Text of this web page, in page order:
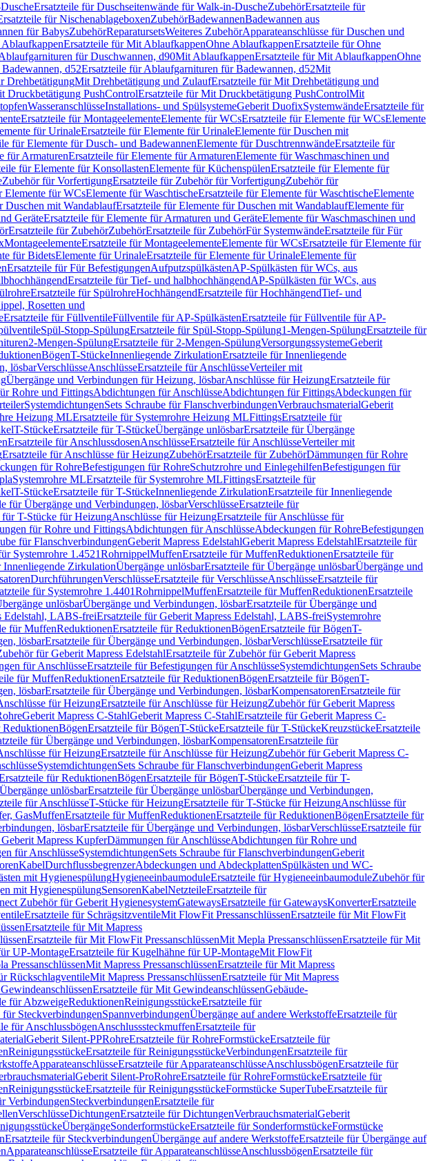
Ersatzteile für Duschseitenwände für Walk-in-DuscheZubehörErsatzteile für
für NischenablageboxenZubehörBadewannenBadewannen aus
für BabysZubehörReparatursetsWeiteres ZubehörApparateanschlüsse für Duschen und
Ersatzteile für Mit AblaufkappenOhne AblaufkappenErsatzteile für Ohne
für Duschwannen, d90Mit AblaufkappenErsatzteile für Mit AblaufkappenOhne
d52Ersatzteile für Ablaufgarnituren für Badewannen, d52Mit
DrehbetätigungMit Drehbetätigung und ZulaufErsatzteile für Mit Drehbetätigung und
Druckbetätigung PushControlErsatzteile für Mit Druckbetätigung PushControlMit
WasseranschlüsseInstallations- und SpülsystemeGeberit DuofixSystemwändeErsatzteile für
Ersatzteile für MontageelementeElemente für WCsErsatzteile für Elemente für WCsElemente
für UrinaleErsatzteile für Elemente für UrinaleElemente für Duschen mit
für Elemente für Dusch- und BadewannenElemente für DuschtrennwändeErsatzteile für
für ArmaturenErsatzteile für Elemente für ArmaturenElemente für Waschmaschinen und
für Elemente für KonsollastenElemente für KüchenspülenErsatzteile für Elemente für
Zubehör für VorfertigungErsatzteile für Zubehör für VorfertigungZubehör für
Elemente für WCsElemente für WaschtischeErsatzteile für Elemente für WaschtischeElemente
Duschen mit WandablaufErsatzteile für Elemente für Duschen mit WandablaufElemente für
GeräteErsatzteile für Elemente für Armaturen und GeräteElemente für Waschmaschinen und
Ersatzteile für ZubehörZubehörErsatzteile für ZubehörFür SystemwändeErsatzteile für Für
MontageelementeErsatzteile für MontageelementeElemente für WCsErsatzteile für Elemente für
für BidetsElemente für UrinaleErsatzteile für Elemente für UrinaleElemente für
Ersatzteile für Für BefestigungenAufputzspülkästenAP-Spülkästen für WCs, aus
Ersatzteile für Tief- und halbhochhängendAP-Spülkästen für WCs, aus
Ersatzteile für SpülrohreHochhängendErsatzteile für HochhängendTief- und
Rosetten und
Ersatzteile für FüllventileFüllventile für AP-SpülkästenErsatzteile für Füllventile für AP-
Spül-Stopp-SpülungErsatzteile für Spül-Stopp-Spülung1-Mengen-SpülungErsatzteile für
2-Mengen-SpülungErsatzteile für 2-Mengen-SpülungVersorgungssystemeGeberit
BögenT-StückeInnenliegende ZirkulationErsatzteile für Innenliegende
lösbarVerschlüsseAnschlüsseErsatzteile für AnschlüsseVerteiler mit
Übergänge und Verbindungen für Heizung, lösbarAnschlüsse für HeizungErsatzteile für
Rohre und FittingsAbdichtungen für AnschlüsseAbdichtungen für FittingsAbdeckungen für
SystemdichtungenSets Schraube für FlanschverbindungenVerbrauchsmaterialGeberit
Heizung MLErsatzteile für Systemrohre Heizung MLFittingsErsatzteile für
T-StückeErsatzteile für T-StückeÜbergänge unlösbarErsatzteile für Übergänge
Ersatzteile für AnschlussdosenAnschlüsseErsatzteile für AnschlüsseVerteiler mit
Ersatzteile für Anschlüsse für HeizungZubehörErsatzteile für ZubehörDämmungen für Rohre
für RohreBefestigungen für RohreSchutzrohre und EinlegehilfenBefestigungen für
Systemrohre MLErsatzteile für Systemrohre MLFittingsErsatzteile für
T-StückeErsatzteile für T-StückeInnenliegende ZirkulationErsatzteile für Innenliegende
für Übergänge und Verbindungen, lösbarVerschlüsseErsatzteile für
für T-Stücke für HeizungAnschlüsse für HeizungErsatzteile für Anschlüsse für
für Rohre und FittingsAbdichtungen für AnschlüsseAbdeckungen für RohreBefestigungen
für FlanschverbindungenGeberit Mapress EdelstahlGeberit Mapress EdelstahlErsatzteile für
Systemrohre 1.4521RohrnippelMuffenErsatzteile für MuffenReduktionenErsatzteile für
Innenliegende ZirkulationÜbergänge unlösbarErsatzteile für Übergänge unlösbarÜbergänge und
DurchführungenVerschlüsseErsatzteile für VerschlüsseAnschlüsseErsatzteile für
für Systemrohre 1.4401RohrnippelMuffenErsatzteile für MuffenReduktionenErsatzteile
unlösbarÜbergänge und Verbindungen, lösbarErsatzteile für Übergänge und
Edelstahl, LABS-freiErsatzteile für Geberit Mapress Edelstahl, LABS-freiSystemrohre
für MuffenReduktionenErsatzteile für ReduktionenBögenErsatzteile für BögenT-
lösbarErsatzteile für Übergänge und Verbindungen, lösbarVerschlüsseErsatzteile für
für Geberit Mapress EdelstahlErsatzteile für Zubehör für Geberit Mapress
für AnschlüsseErsatzteile für Befestigungen für AnschlüsseSystemdichtungenSets Schraube
für MuffenReduktionenErsatzteile für ReduktionenBögenErsatzteile für BögenT-
lösbarErsatzteile für Übergänge und Verbindungen, lösbarKompensatorenErsatzteile für
für HeizungErsatzteile für Anschlüsse für HeizungZubehör für Geberit Mapress
Geberit Mapress C-StahlGeberit Mapress C-StahlErsatzteile für Geberit Mapress C-
BögenErsatzteile für BögenT-StückeErsatzteile für T-StückeKreuzstückeErsatzteile
für Übergänge und Verbindungen, lösbarKompensatorenErsatzteile für
für HeizungErsatzteile für Anschlüsse für HeizungZubehör für Geberit Mapress C-
SystemdichtungenSets Schraube für FlanschverbindungenGeberit Mapress
für ReduktionenBögenErsatzteile für BögenT-StückeErsatzteile für T-
Übergänge unlösbarErsatzteile für Übergänge unlösbarÜbergänge und Verbindungen,
für AnschlüsseT-Stücke für HeizungErsatzteile für T-Stücke für HeizungAnschlüsse für
GasMuffenErsatzteile für MuffenReduktionenErsatzteile für ReduktionenBögenErsatzteile für
lösbarErsatzteile für Übergänge und Verbindungen, lösbarVerschlüsseErsatzteile für
Mapress KupferDämmungen für AnschlüsseAbdichtungen für Rohre und
für AnschlüsseSystemdichtungenSets Schraube für FlanschverbindungenGeberit
KabelDurchflussbegrenzerAbdeckungen und AbdeckplattenSpülkästen und WC-
mit HygienespülungHygieneeinbaumoduleErsatzteile für HygieneeinbaumoduleZubehör für
mit HygienespülungSensorenKabelNetzteileErsatzteile für
Zubehör für Geberit HygienesystemGatewaysErsatzteile für GatewaysKonverterErsatzteile
Ersatzteile für SchrägsitzventileMit FlowFit PressanschlüssenErsatzteile für Mit FlowFit
Ersatzteile für Mit Mapress
Ersatzteile für Mit FlowFit PressanschlüssenMit Mepla PressanschlüssenErsatzteile für Mit
UP-MontageErsatzteile für Kugelhähne für UP-MontageMit FlowFit
PressanschlüssenMit Mapress PressanschlüssenErsatzteile für Mit Mapress
RückschlagventileMit Mapress PressanschlüssenErsatzteile für Mit Mapress
Ersatzteile für Mit GewindeanschlüssenGebäude-
für AbzweigeReduktionenReinigungsstückeErsatzteile für
für SteckverbindungenSpannverbindungenÜbergänge auf andere WerkstoffeErsatzteile für
für AnschlussbögenAnschlusssteckmuffenErsatzteile für
Geberit Silent-PPRohreErsatzteile für RohreFormstückeErsatzteile für
ReinigungsstückeErsatzteile für ReinigungsstückeVerbindungenErsatzteile für
ApparateanschlüsseErsatzteile für ApparateanschlüsseAnschlussbögenErsatzteile für
Geberit Silent-ProRohreErsatzteile für RohreFormstückeErsatzteile für
ReinigungsstückeErsatzteile für ReinigungsstückeFormstücke SuperTubeErsatzteile für
VerbindungenSteckverbindungenErsatzteile für
VerschlüsseDichtungenErsatzteile für DichtungenVerbrauchsmaterialGeberit
ÜbergängeSonderformstückeErsatzteile für SonderformstückeFormstücke
Ersatzteile für SteckverbindungenÜbergänge auf andere WerkstoffeErsatzteile für Übergänge auf
ApparateanschlüsseErsatzteile für ApparateanschlüsseAnschlussbögenErsatzteile für